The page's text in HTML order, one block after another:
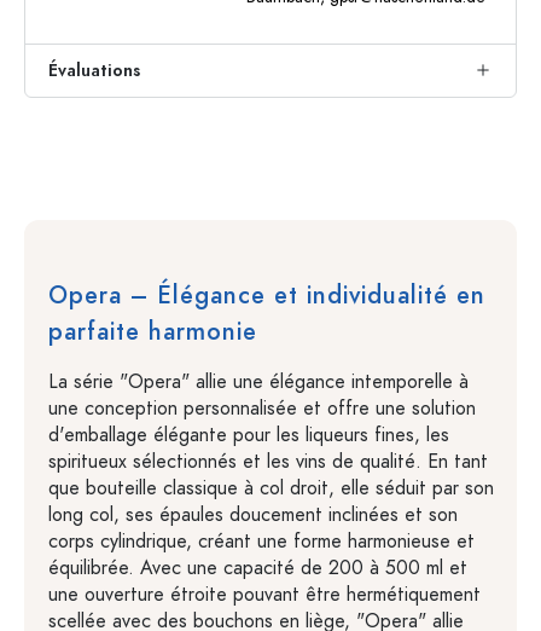
Évaluations
Opera – Élégance et individualité en
parfaite harmonie
La série "Opera" allie une élégance intemporelle à
une conception personnalisée et offre une solution
d'emballage élégante pour les liqueurs fines, les
spiritueux sélectionnés et les vins de qualité. En tant
que bouteille classique à col droit, elle séduit par son
long col, ses épaules doucement inclinées et son
corps cylindrique, créant une forme harmonieuse et
équilibrée. Avec une capacité de 200 à 500 ml et
une ouverture étroite pouvant être hermétiquement
scellée avec des bouchons en liège, "Opera" allie